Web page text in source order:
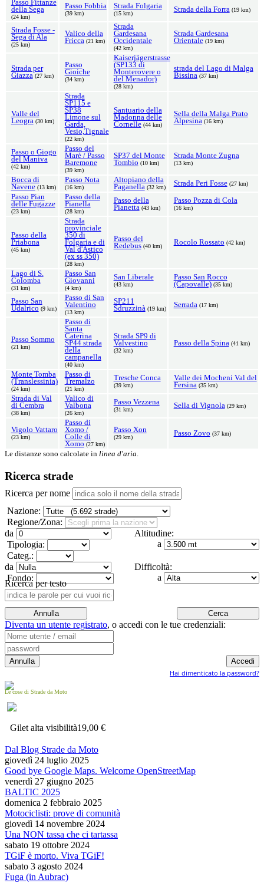
Passo Fittanze
della Sega
(24 km)
Passo Fobbia
(39 km)
Strada Folgaria
(15 km) Strada della Forra (19 km)
Strada Fosse -
Sega di Ala
(25 km)
Valico della
Fricca (21 km)
Strada
Gardesana
Occidentale
(42 km)
Strada Gardesana
Orientale (19 km)
Strada per
Giazza (27 km)
Passo
Gioiche
(34 km)
Kaiserjägerstrasse
(SP133 di
Monterovere o
del Menador)
(28 km)
strada del Lago di Malga
Bissina (37 km)
Valle del
Leogra (30 km)
Strada
SP115 e
SP38
Limone sul
Garda,
Vesio,Tignale
(22 km)
Santuario della
Madonna delle
Cornelle (44 km)
Sella della Malga Prato
Alpesina (16 km)
Passo o Giogo
del Maniva
(42 km)
Passo del
Marè / Passo
Baremone
(39 km)
SP37 del Monte
Tombio (10 km)
Strada Monte Zugna
(13 km)
Bocca di
Navene (13 km)
Passo Nota
(16 km)
Altopiano della
Paganella (32 km) Strada Peri Fosse (27 km)
Passo Pian
delle Fugazze
(23 km)
Passo della
Pianella
(28 km)
Passo della
Pianetta (43 km)
Passo Pozza di Cola
(16 km)
Passo della
Priabona
(45 km)
Strada
provinciale
350 di
Folgaria e di
Val d'Astico
(ex ss 350)
(28 km)
Passo del
Redebus (40 km) Rocolo Rossato (42 km)
Lago di S.
Colomba
(31 km)
Passo San
Giovanni
(4 km)
San Liberale
(43 km)
Passo San Rocco
(Capovalle) (35 km)
Passo San
Udalrico (9 km)
Passo di San
Valentino
(13 km)
SP211
Sdruzzinà (19 km) Serrada (17 km)
Passo Sommo
(21 km)
Passo di
Santa
Caterina
SP44 strada
della
campanella
(40 km)
Strada SP9 di
Valvestino
(32 km)
Passo della Spina (41 km)
Monte Tomba
(Translessinia)
(24 km)
Passo di
Tremalzo
(21 km)
Tresche Conca
(39 km)
Valle dei Mocheni Val del
Fersina (35 km)
Strada di Val
di Cembra
(38 km)
Valico di
Valbona
(26 km)
Passo Vezzena
(31 km) Sella di Vignola (29 km)
Vigolo Vattaro
(23 km)
Passo di
Xomo /
Colle di
Xomo (27 km)
Passo Xon
(29 km) Passo Zovo (37 km)
Le distanze sono calcolate in linea d'aria.
Ricerca strade
Ricerca per nome
Nazione:
Regione/Zona:
Altitudine:
da
a
Tipologia:
Categ.:
Difficoltà:
da
a
Fondo:
Ricerca per testo
Diventa un utente registrato, o accedi con le tue credenziali:
Hai dimenticato la password?
Le cose di Strade da Moto
Gilet alta visibilità19,00 €
Dal Blog Strade da Moto
giovedì 24 luglio 2025
Good bye Google Maps. Welcome OpenStreetMap
venerdì 27 giugno 2025
BALTIC 2025
domenica 2 febbraio 2025
Motociclisti: prove di comunità
giovedì 14 novembre 2024
Una NON tassa che ci tartassa
sabato 19 ottobre 2024
TGiF è morto. Viva TGiF!
sabato 3 agosto 2024
Fuga (in Aubrac)